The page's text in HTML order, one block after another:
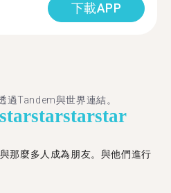
下載APP
過Tandem與世界連結。
starstarstarstar
那麼多人成為朋友。與他們進行